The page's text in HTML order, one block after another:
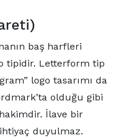
baş harfleri
tipidir. Letterform tip
logo tasarımı da
olduğu gibi
İlave bir
duyulmaz.